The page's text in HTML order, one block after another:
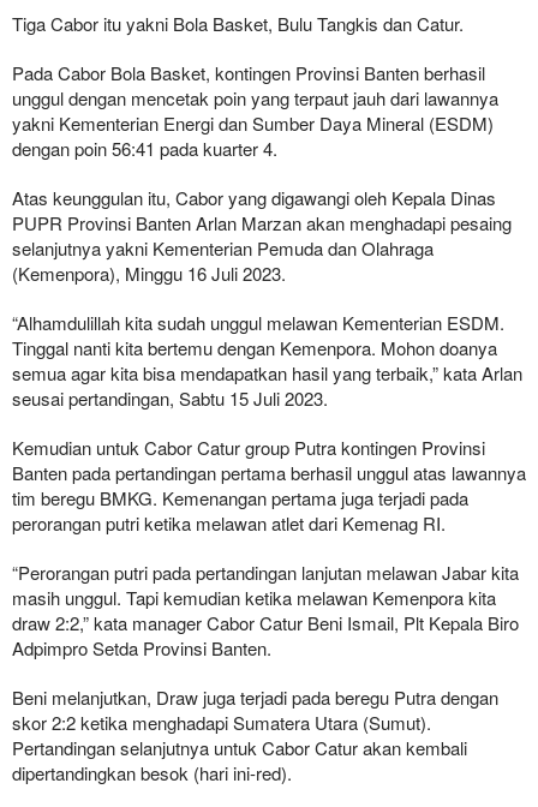
Tiga Cabor itu yakni Bola Basket, Bulu Tangkis dan Catur.
Pada Cabor Bola Basket, kontingen Provinsi Banten berhasil
unggul dengan mencetak poin yang terpaut jauh dari lawannya
yakni Kementerian Energi dan Sumber Daya Mineral (ESDM)
dengan poin 56:41 pada kuarter 4.
Atas keunggulan itu, Cabor yang digawangi oleh Kepala Dinas
PUPR Provinsi Banten Arlan Marzan akan menghadapi pesaing
selanjutnya yakni Kementerian Pemuda dan Olahraga
(Kemenpora), Minggu 16 Juli 2023.
“Alhamdulillah kita sudah unggul melawan Kementerian ESDM.
Tinggal nanti kita bertemu dengan Kemenpora. Mohon doanya
semua agar kita bisa mendapatkan hasil yang terbaik,” kata Arlan
seusai pertandingan, Sabtu 15 Juli 2023.
Kemudian untuk Cabor Catur group Putra kontingen Provinsi
Banten pada pertandingan pertama berhasil unggul atas lawannya
tim beregu BMKG. Kemenangan pertama juga terjadi pada
perorangan putri ketika melawan atlet dari Kemenag RI.
“Perorangan putri pada pertandingan lanjutan melawan Jabar kita
masih unggul. Tapi kemudian ketika melawan Kemenpora kita
draw 2:2,” kata manager Cabor Catur Beni Ismail, Plt Kepala Biro
Adpimpro Setda Provinsi Banten.
Beni melanjutkan, Draw juga terjadi pada beregu Putra dengan
skor 2:2 ketika menghadapi Sumatera Utara (Sumut).
Pertandingan selanjutnya untuk Cabor Catur akan kembali
dipertandingkan besok (hari ini-red).